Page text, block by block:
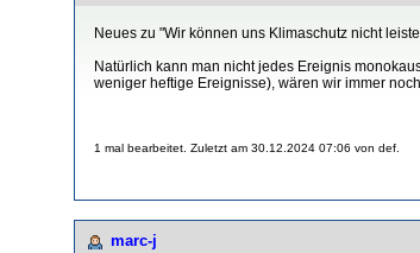
Neues zu "Wir können uns Klimaschutz nicht
Natürlich kann man nicht jedes Ereignis
weniger heftige Ereignisse), wären wir immer
1 mal bearbeitet. Zuletzt am 30.12.2024 07:06 von def.
marc-j